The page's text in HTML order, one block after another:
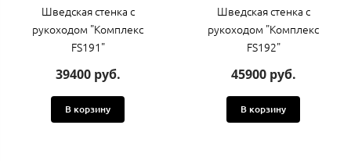
Шведская стенка с
рукоходом "Комплекс
FS191"
39400 руб.
В корзину
Шведская стенка с
рукоходом "Комплекс
FS192"
45900 руб.
В корзину